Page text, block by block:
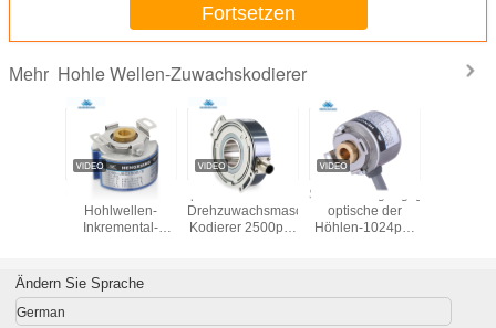
Fortsetzen
Mehr Hohle Wellen-Zuwachskodierer
UVW
Wellen-
Zuwachskodierer
der Höhlen-K80,
für verpackende
Maschinerie
DC30V K50 10
mm Hohlwellen-
Inkrementalgeber
China Encoder
Lieferant 5000 ppr
K76 UVW
Ändern Sie Sprache
German